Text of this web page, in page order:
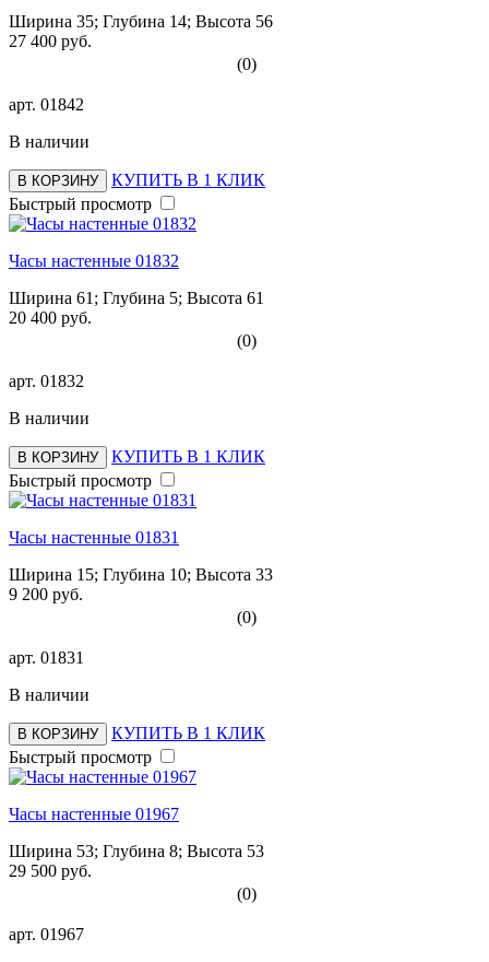
Ширина 35; Глубина 14; Высота 56
27 400 руб.
(0)
арт. 01842
В наличии
В КОРЗИНУ
КУПИТЬ В 1 КЛИК
Быстрый просмотр
Часы настенные 01832
Ширина 61; Глубина 5; Высота 61
20 400 руб.
(0)
арт. 01832
В наличии
В КОРЗИНУ
КУПИТЬ В 1 КЛИК
Быстрый просмотр
Часы настенные 01831
Ширина 15; Глубина 10; Высота 33
9 200 руб.
(0)
арт. 01831
В наличии
В КОРЗИНУ
КУПИТЬ В 1 КЛИК
Быстрый просмотр
Часы настенные 01967
Ширина 53; Глубина 8; Высота 53
29 500 руб.
(0)
арт. 01967